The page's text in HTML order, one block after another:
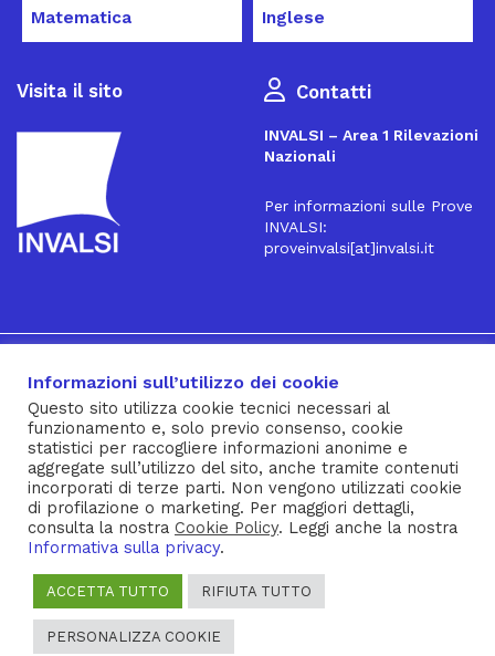
Matematica Inglese
Visita il sito Contatti
INVALSI – Area 1 Rilevazioni
Nazionali
Per informazioni sulle Prove
INVALSI:
proveinvalsi[at]invalsi.it
Iscriviti alla Newsletter
® INVALSI – Via Ippolito Nievo, 35 – 00153 ROMA – tel. 06
941851 – fax 06 94185215 – c.f. 92000450582
Privacy Policy– Cookie Policy –Note Legali–Social Media
Policy
Informazioni sull’utilizzo dei cookie
Questo sito utilizza cookie tecnici necessari al
funzionamento e, solo previo consenso, cookie
statistici per raccogliere informazioni anonime e
aggregate sull’utilizzo del sito, anche tramite contenuti
incorporati di terze parti. Non vengono utilizzati cookie
di profilazione o marketing. Per maggiori dettagli,
consulta la nostra Cookie Policy. Leggi anche la nostra
Informativa sulla privacy.
ACCETTA TUTTO RIFIUTA TUTTO
PERSONALIZZA COOKIE